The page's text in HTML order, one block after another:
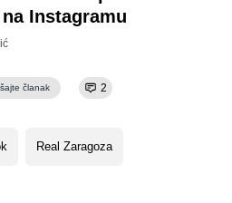
Instagramu
članak 2
Real Zaragoza